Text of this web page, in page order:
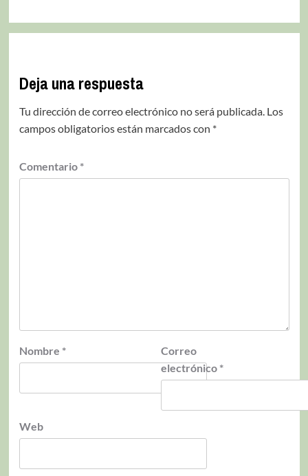
Deja una respuesta
Tu dirección de correo electrónico no será publicada. Los
campos obligatorios están marcados con *
Comentario *
Nombre *
Correo
electrónico *
Web